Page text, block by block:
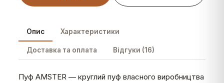
Опис Характеристики
Доставка та оплата Відгуки (16)
Пуф AMSTER — круглий пуф власного виробництва